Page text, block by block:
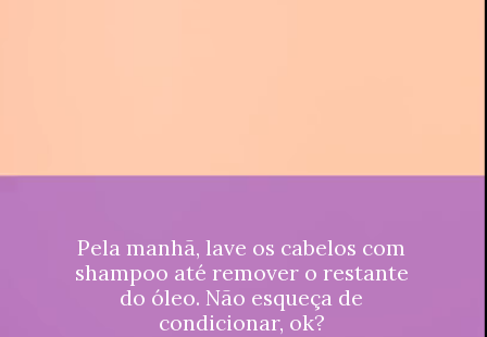
Pela manhã, lave os cabelos com
shampoo até remover o restante
do óleo. Não esqueça de
condicionar, ok?